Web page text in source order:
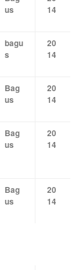
us
14
bagu
s
20
14
Bag
us
20
14
Bag
us
20
14
Bag
us
20
14